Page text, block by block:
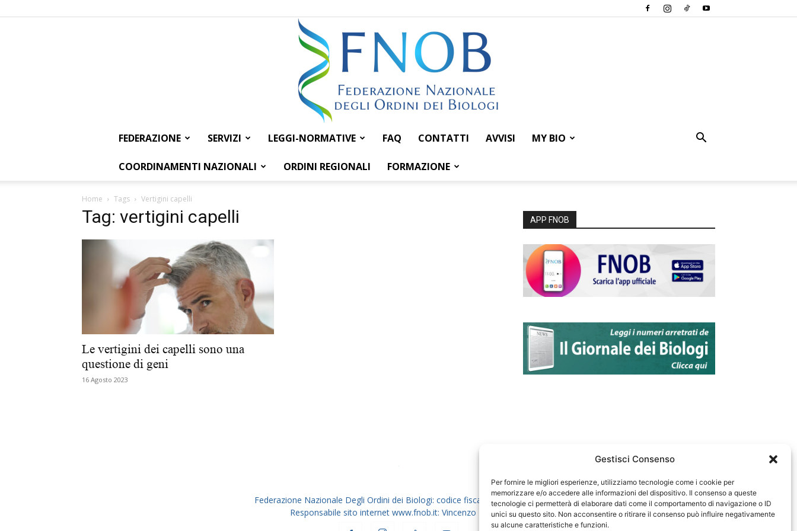
Gestisci Consenso
Per fornire le migliori esperienze, utilizziamo tecnologie come i cookie per
memorizzare e/o accedere alle informazioni del dispositivo. Il consenso a queste
tecnologie ci permetterà di elaborare dati come il comportamento di navigazione o ID
unici su questo sito. Non acconsentire o ritirare il consenso può influire negativamente
su alcune caratteristiche e funzioni.
Federazione
dei
FEDERAZIONE SERVIZI LEGGI-NORMATIVE FAQ CONTATTI AVVISI MY BIO
COORDINAMENTI NAZIONALI ORDINI REGIONALI FORMAZIONE
Home Tags Vertigini capelli
Tag: vertigini capelli
Le vertigini dei capelli sono una
questione di geni
16 Agosto 2023
APP FNOB
Federazione Nazionale Degli Ordini dei Biologi: codice fiscale 80069130583
Responsabile sito internet www.fnob.it: Vincenzo D'Anna